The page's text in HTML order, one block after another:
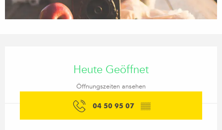
Heute Geöffnet
Öffnungszeiten ansehen
04 50 95 07 ▒▒